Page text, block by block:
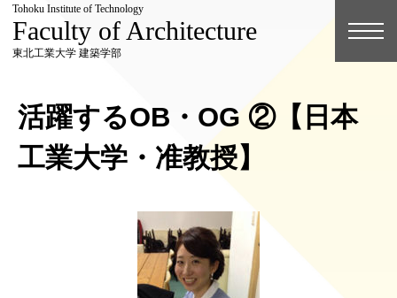
Tohoku Institute of Technology
Faculty of Architecture
東北工業大学 建築学部
活躍するOB・OG ②【日本
工業大学・准教授】